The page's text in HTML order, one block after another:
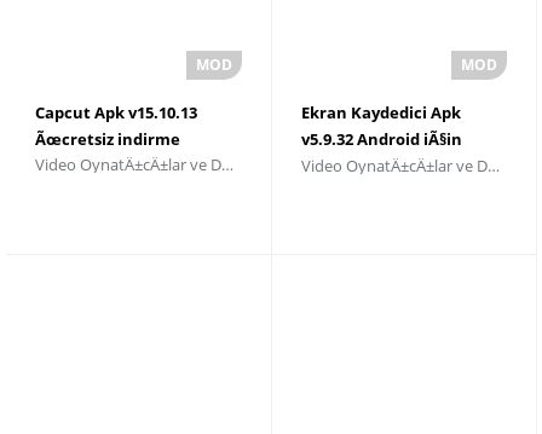
Capcut Apk v15.10.13
Ãœcretsiz indirme
Video OynatÄ±cÄ±lar ve DÃ¼zenleyiciler
Ekran Kaydedici Apk
v5.9.32 Android iÃ§in
Ãœcretsiz Ä°ndir
Video OynatÄ±cÄ±lar ve DÃ¼zenleyiciler